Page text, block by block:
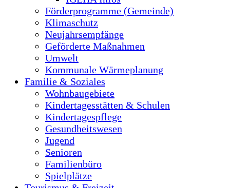
Förderprogramme (Gemeinde)
Klimaschutz
Neujahrsempfänge
Geförderte Maßnahmen
Umwelt
Kommunale Wärmeplanung
Familie & Soziales
Wohnbaugebiete
Kindertagesstätten & Schulen
Kindertagespflege
Gesundheitswesen
Jugend
Senioren
Familienbüro
Spielplätze